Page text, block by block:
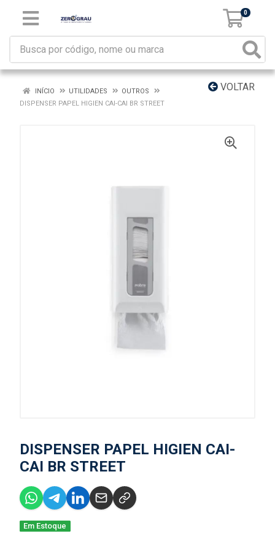
0
VOLTAR
INÍCIO UTILIDADES
OUTROS
DISPENSER PAPEL HIGIEN CAI-CAI BR STREET
DISPENSER PAPEL HIGIEN CAI-
CAI BR STREET
Em Estoque